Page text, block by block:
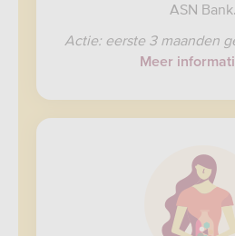
ASN Bank.
Actie: eerste 3 maanden
Meer